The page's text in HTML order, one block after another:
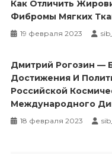
Как Отличить
Фибромы Мягких
19 февраля 2023
Дмитрий Рогозин —
Достижения И
Российской
Международного
18 февраля 2023